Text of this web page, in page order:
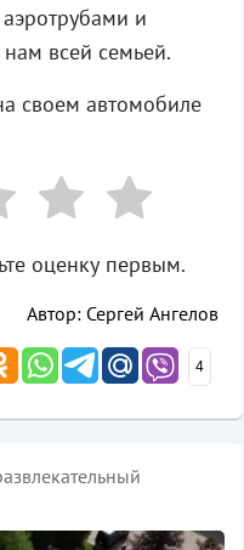
и
всей семьей.
своем автомобиле
оценку первым.
Автор: Сергей Ангелов
4